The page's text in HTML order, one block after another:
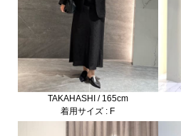
TAKAHASHI / 165cm
着用サイズ : F